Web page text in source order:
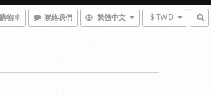
購物車 聯絡我們 繁體中文 $ TWD